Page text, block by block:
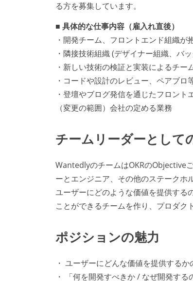
る方を募集しています。
■ 具体的な仕事内容（雇入れ直後）
・開発チーム、フロントエンド組織
・隣接技術組織 (デザイナー組織、バ
・新しい技術の検証と実装によるチー
・コードや設計のレビュー、ペアブ
・登壇やブログ発信を通じたフロン
（変更の範囲）会社の定める業務
チームリーダーとして
WantedlyのチームはOKRのObjective
ーとエンジニア、その他のステークホ
ユーザーにどのような価値を提供する
ことができるチームを作り、プロダク
ポジションの魅力
・ ユーザーにどんな価値を提供する
・ 「何を開発すべきか / なぜ開発す